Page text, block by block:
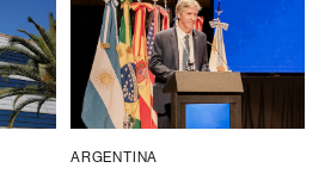
ARGENTINA